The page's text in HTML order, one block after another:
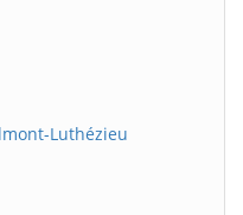
Luthézieu